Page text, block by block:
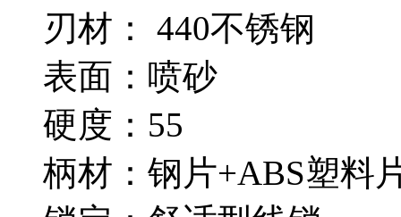
刃材： 440不锈钢
表面：喷砂
硬度：55
柄材：钢片+ABS塑料